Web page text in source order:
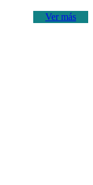
Ver más